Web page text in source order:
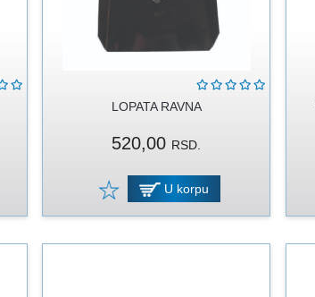
LOPATA RAVNA
520,00 RSD.
U korpu